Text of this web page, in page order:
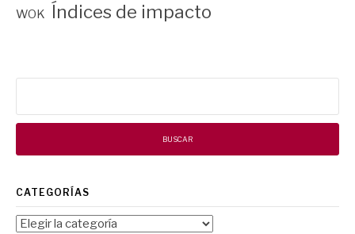
WOK Índices de impacto
CATEGORÍAS
Categorías